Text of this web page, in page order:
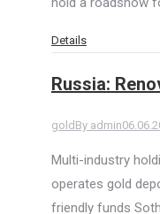
Details
Russia:
gold By admin
Multi-industry
operates gold
friendly funds